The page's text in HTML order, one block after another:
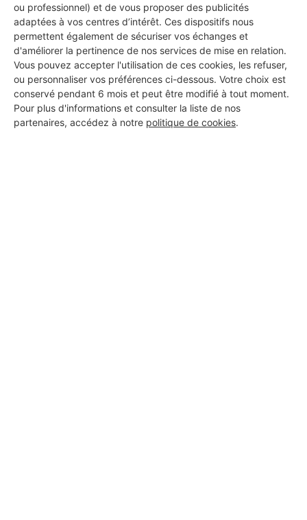
ou professionnel) et de vous proposer des publicités
adaptées à vos centres d’intérêt. Ces dispositifs nous
permettent également de sécuriser vos échanges et
d'améliorer la pertinence de nos services de mise en relation.
Vous pouvez accepter l'utilisation de ces cookies, les refuser,
ou personnaliser vos préférences ci-dessous. Votre choix est
conservé pendant 6 mois et peut être modifié à tout moment.
Pour plus d'informations et consulter la liste de nos
partenaires, accédez à notre politique de cookies.
MONSIEUR FABIEN CHAUVIN
(CHAUVINFERMETURES)
Renage
14 ans d'expérience
Voir sa fiche